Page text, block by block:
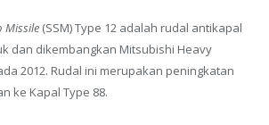
Missile (SSM) Type 12 adalah rudal antikapal
dan dikembangkan Mitsubishi Heavy
2012. Rudal ini merupakan peningkatan
ke Kapal Type 88.